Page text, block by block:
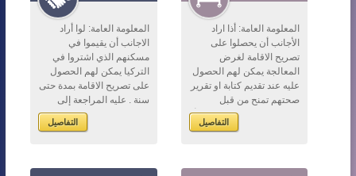
المعلومة العامة: لوا أراد
الاجانب أن يقيموا في
مسكنهم الذي اشتروا في
التركيا يمكن لهم الحصول
على تصريح الاقامة بمدة حتى
سنة . عليه المراجعة إلى
ممثلية التركيا الكائنة في
وطنه أو بلد اقامته بأصل
التفاصيل
المعلومة العامة: أذا اراد
الأجانب أن يحصلوا على
تصريح الاقامة لغرض
المعالجة يمكن لهم الحصول
عليه عند تقديم كتابة او تقرير
صحتهم تمنح من قبل
المؤسسات الصحية الاهلية أو
العامة. لذلك عليهم المراجعة
التفاصيل